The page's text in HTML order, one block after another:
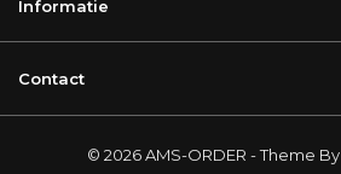
Informatie
Contact
© 2026 AMS-ORDER - Theme By